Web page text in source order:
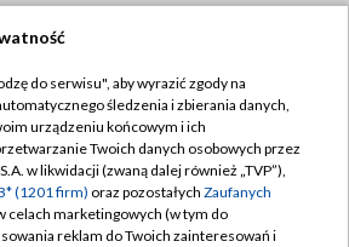
TVP
TVP
Regulamin TVP
prywatności
Moje zgody
do serwisu", aby wyrazić zgody na
śledzenia i zbierania danych,
urządzeniu końcowym i ich
Twoich danych osobowych przez
w likwidacji (zwaną dalej również „TVP”),
(1201 firm) oraz pozostałych Zaufanych
celach marketingowych (w tym do
reklam do Twoich zainteresowań i